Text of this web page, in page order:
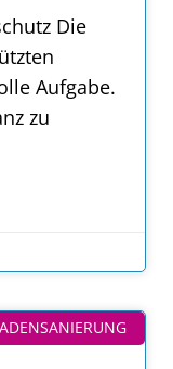
Die
Aufgabe.
zu